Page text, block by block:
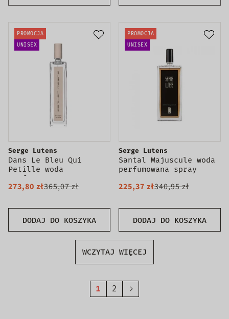
PROMOCJA
UNISEX
DODAJ DO KOSZYKA
Serge Lutens
Dans Le Bleu Qui
Petille woda
perfumowana spray
100ml
273,80 zł365,07 zł
PROMOCJA
UNISEX
DODAJ DO KOSZYKA
Serge Lutens
Santal Majuscule woda
perfumowana spray
225,37 zł340,95 zł
WCZYTAJ WIĘCEJ
1 2